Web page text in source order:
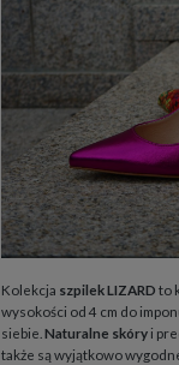
Kolekcja szpilek LIZARD to
wysokości od 4 cm do
siebie. Naturalne skóryi
także są wyjątkowo